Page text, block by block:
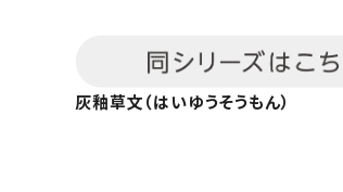
灰釉草文（はいゆうそうもん）